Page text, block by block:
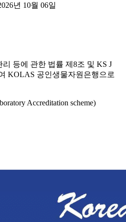
년 10월 06일
등에 관한 법률 제8조 및 KS J
KOLAS 공인생물자원은행으로
Accreditation scheme)